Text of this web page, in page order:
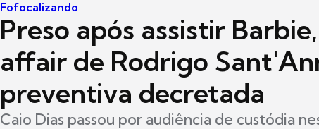
Fofocalizando
Preso após assistir
affair de Rodrigo
preventiva decretada
Caio Dias passou por audiência de custódia